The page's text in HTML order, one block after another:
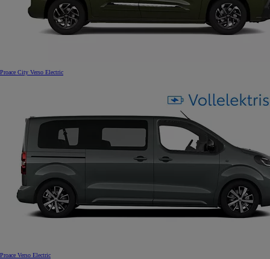
Proace City Verso Electric
Proace Verso Electric